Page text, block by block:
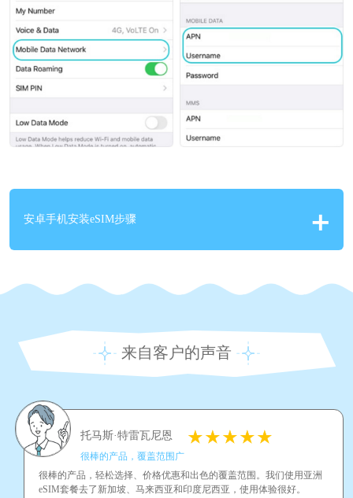
安卓手机安装eSIM步骤
来自客户的声音
托马斯·特雷瓦尼恩
很棒的产品，覆盖范围广
很棒的产品，轻松选择、价格优惠和出色的覆盖范围。我们使用亚洲
eSIM套餐去了新加坡、马来西亚和印度尼西亚，使用体验很好。